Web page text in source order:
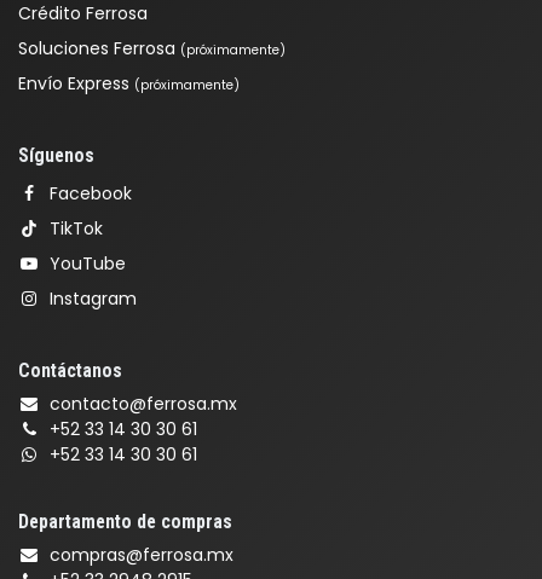
Crédito Ferrosa
Soluciones Ferrosa (próximamente)
Envío Express (próximamente)
Síguenos
Facebook
TikTok
YouTube
Instagram
Contáctanos
contacto@ferrosa.mx
+52 33 14 30 30 61
+52 33 14 30 30 61
Departamento de compras
compras@ferrosa.mx